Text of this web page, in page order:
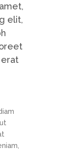
elit,
erat